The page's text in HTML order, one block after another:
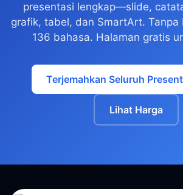
presentasi lengkap—slide,
grafik, tabel, dan SmartArt. Tanpa
136 bahasa. Halaman gratis
Terjemahkan Seluruh
Lihat Harga